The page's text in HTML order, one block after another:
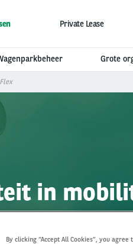
Private Lease
Grote
in
By clicking “Accept All Cookies”, you